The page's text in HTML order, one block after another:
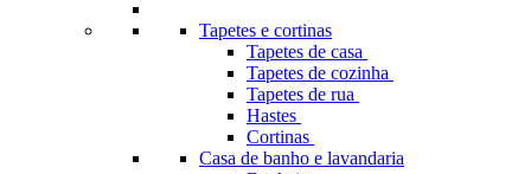
Tapetes e cortinas
Tapetes de casa
Tapetes de cozinha
Tapetes de rua
Hastes
Cortinas
Casa de banho e lavandaria